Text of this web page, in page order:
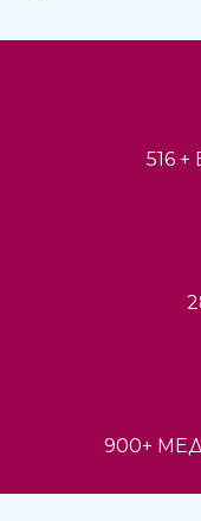
516
900+